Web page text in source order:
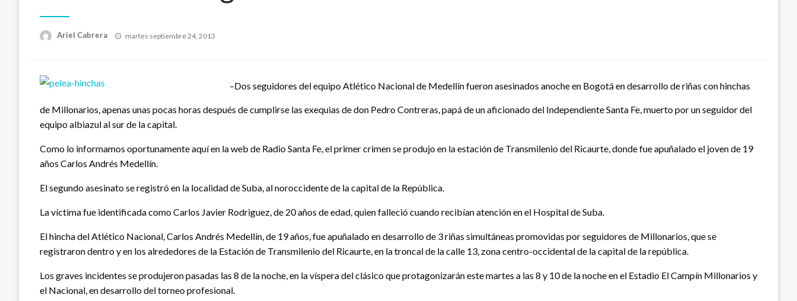
Ariel Cabrera
Publicado
martes septiembre 24, 2013
–Dos seguidores del equipo Atlético Nacional de Medellín fueron asesinados anoche en Bogotá en desarrollo de riñas con hinchas
de Millonarios, apenas unas pocas horas después de cumplirse las exequias de don Pedro Contreras, papá de un aficionado del Independiente Santa Fe, muerto por un seguidor del
equipo albiazul al sur de la capital.
Como lo informamos oportunamente aquí en la web de Radio Santa Fe, el primer crimen se produjo en la estación de Transmilenio del Ricaurte, donde fue apuñalado el joven de 19
años Carlos Andrés Medellín.
El segundo asesinato se registró en la localidad de Suba, al noroccidente de la capital de la República.
La víctima fue identificada como Carlos Javier Rodriguez, de 20 años de edad, quien falleció cuando recibían atención en el Hospital de Suba.
El hincha del Atlético Nacional, Carlos Andrés Medellín, de 19 años, fue apuñalado en desarrollo de 3 riñas simultáneas promovidas por seguidores de Millonarios, que se
registraron dentro y en los alrededores de la Estación de Transmilenio del Ricaurte, en la troncal de la calle 13, zona centro-occidental de la capital de la república.
Los graves incidentes se produjeron pasadas las 8 de la noche, en la víspera del clásico que protagonizarán este martes a las 8 y 10 de la noche en el Estadio El Campín Millonarios y
el Nacional, en desarrollo del torneo profesional.